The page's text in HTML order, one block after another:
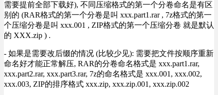
需要提前全部下载好), 不同压缩格式的第一个分卷命名是有区
别的 (RAR格式的第一个分卷是叫 xxx.part1.rar , 7z格式的第一
个压缩分卷是叫 xxx.001 , ZIP格式的第一个压缩分卷 就是默认
的 XXX.zip ) .
- 如果是需要改后缀的情况 (比较少见): 需要把文件按顺序重新
命名好才能正常解压, RAR的分卷命名格式是 xxx.part1.rar,
xxx.part2.rar, xxx.part3.rar, 7z的命名格式是 xxx.001, xxx.002,
xxx.003, ZIP的排序格式 xxx.zip, xxx.zip.001, xxx.zip.002